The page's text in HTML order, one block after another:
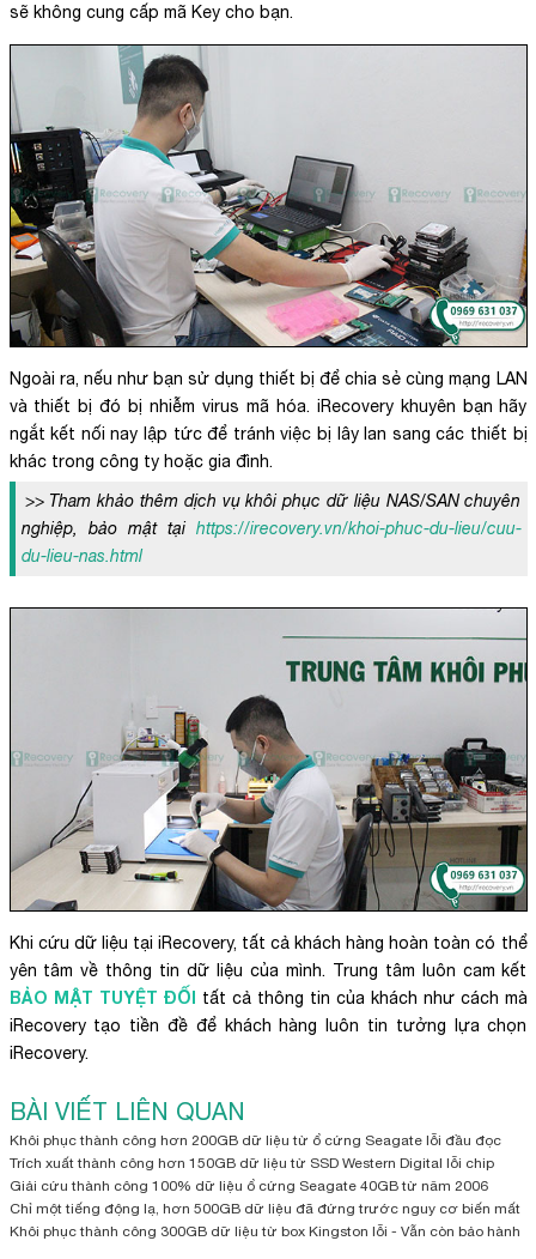
sẽ không cung cấp mã Key cho bạn.
Ngoài ra, nếu như bạn sử dụng thiết bị để chia sẻ cùng mạng LAN
và thiết bị đó bị nhiễm virus mã hóa. iRecovery khuyên bạn hãy
ngắt kết nối nay lập tức để tránh việc bị lây lan sang các thiết bị
khác trong công ty hoặc gia đình.
>> Tham khảo thêm dịch vụ khôi phục dữ liệu NAS/SAN chuyên
nghiệp, bảo mật tại https://irecovery.vn/khoi-phuc-du-lieu/cuu-
du-lieu-nas.html
Khi cứu dữ liệu tại iRecovery, tất cả khách hàng hoàn toàn có thể
yên tâm về thông tin dữ liệu của mình. Trung tâm luôn cam kết
BẢO MẬT TUYỆT ĐỐI tất cả thông tin của khách như cách mà
iRecovery tạo tiền đề để khách hàng luôn tin tưởng lựa chọn
iRecovery.
BÀI VIẾT LIÊN QUAN
Khôi phục thành công hơn 200GB dữ liệu từ ổ cứng Seagate lỗi đầu đọc
Trích xuất thành công hơn 150GB dữ liệu từ SSD Western Digital lỗi chip
Giải cứu thành công 100% dữ liệu ổ cứng Seagate 40GB từ năm 2006
Chỉ một tiếng động lạ, hơn 500GB dữ liệu đã đứng trước nguy cơ biến mất
Khôi phục thành công 300GB dữ liệu từ box Kingston lỗi - Vẫn còn bảo hành